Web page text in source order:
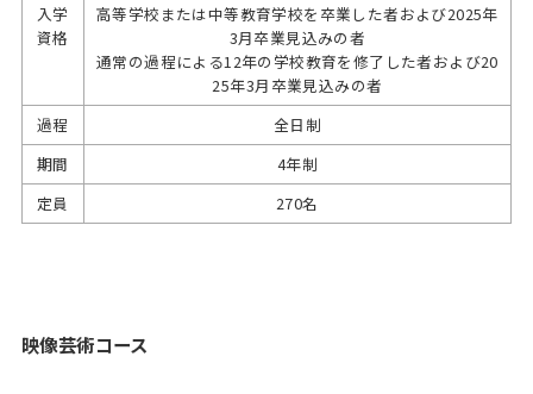
入学
資格
高等学校または中等教育学校を卒業した者および2025年
3月卒業見込みの者
通常の過程による12年の学校教育を修了した者および20
25年3月卒業見込みの者
過程
全日制
期間
4年制
定員
270名
映像芸術コース